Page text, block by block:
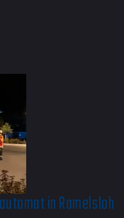
in Ramelsloh